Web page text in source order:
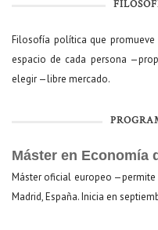
Filosofía política que
espacio de cada persona
elegir —libre mercado.
Máster en Economía
Máster oficial europeo
Madrid, España. Inicia en